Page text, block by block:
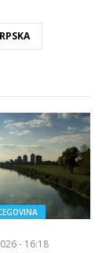
- 16:18